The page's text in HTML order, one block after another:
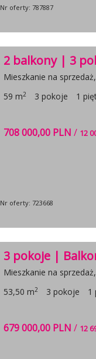
Nr oferty: 787887
2 balkony | 3
Mieszkanie na
59 m2 3 pokoje 1
708 000,00 PLN / 12
Nr oferty: 723668
3 pokoje |
Mieszkanie na
53,50 m2 3 pokoje 1
679 000,00 PLN / 12